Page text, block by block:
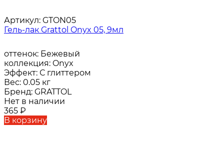
Артикул: GTON05
Гель-лак Grattol Onyx 05, 9мл
оттенок: Бежевый
коллекция: Onyx
Эффект: С глиттером
Вес: 0.05 кг
Бренд: GRATTOL
Нет в наличии
365 ₽
В корзину